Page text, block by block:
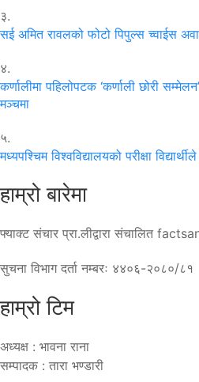
३.
सई अमित रावलको फोटो पिपुल्स च्वाईस
४.
कर्णालीमा पहिलोपटक ‘कर्णाली छोरी
मञ्चमा
५.
मध्यपश्चिम विश्वविद्यालयको परीक्षा
हाम्रो बारेमा
फ्याक्ट संचार प्रा.लीद्वारा संचालित
सुचना विभाग दर्ता नम्बरः ४४०६-२०८०/८१
हाम्रो टिम
अध्यक्ष : भावना राना
सम्पादक : तारा भण्डारी